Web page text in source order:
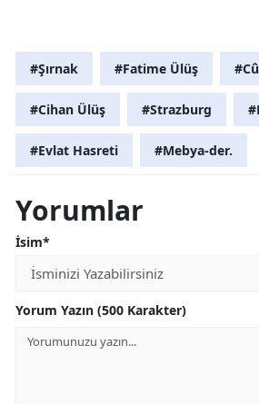
#Şırnak #Fatime Ülüş
#Cihan Ülüş #Strazburg
#Evlat Hasreti #Mebya-der.
Yorumlar
İsim*
Yorum Yazın (500 Karakter)